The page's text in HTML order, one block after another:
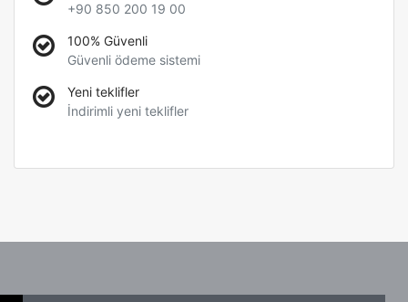
+90 850 200 19 00
100% Güvenli
Güvenli ödeme sistemi
Yeni teklifler
İndirimli yeni teklifler